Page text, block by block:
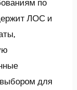
по
ЛОС и
для